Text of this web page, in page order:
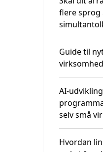
flere sprog
Guide til
AI-
selv små
Hvordan